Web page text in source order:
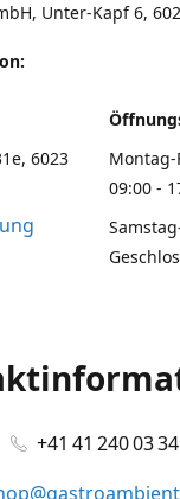
Unter-Kapf 6,
6023
09:00 -
+41 41 240 03 34